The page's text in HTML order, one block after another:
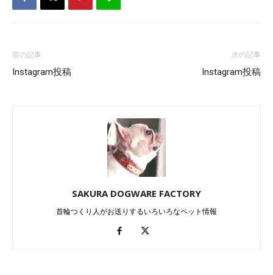
前の記事
Instagram投稿
次の記事
Instagram投稿
SAKURA DOGWARE FACTORY
首輪つくり人がお送りするいろいろなペット情報